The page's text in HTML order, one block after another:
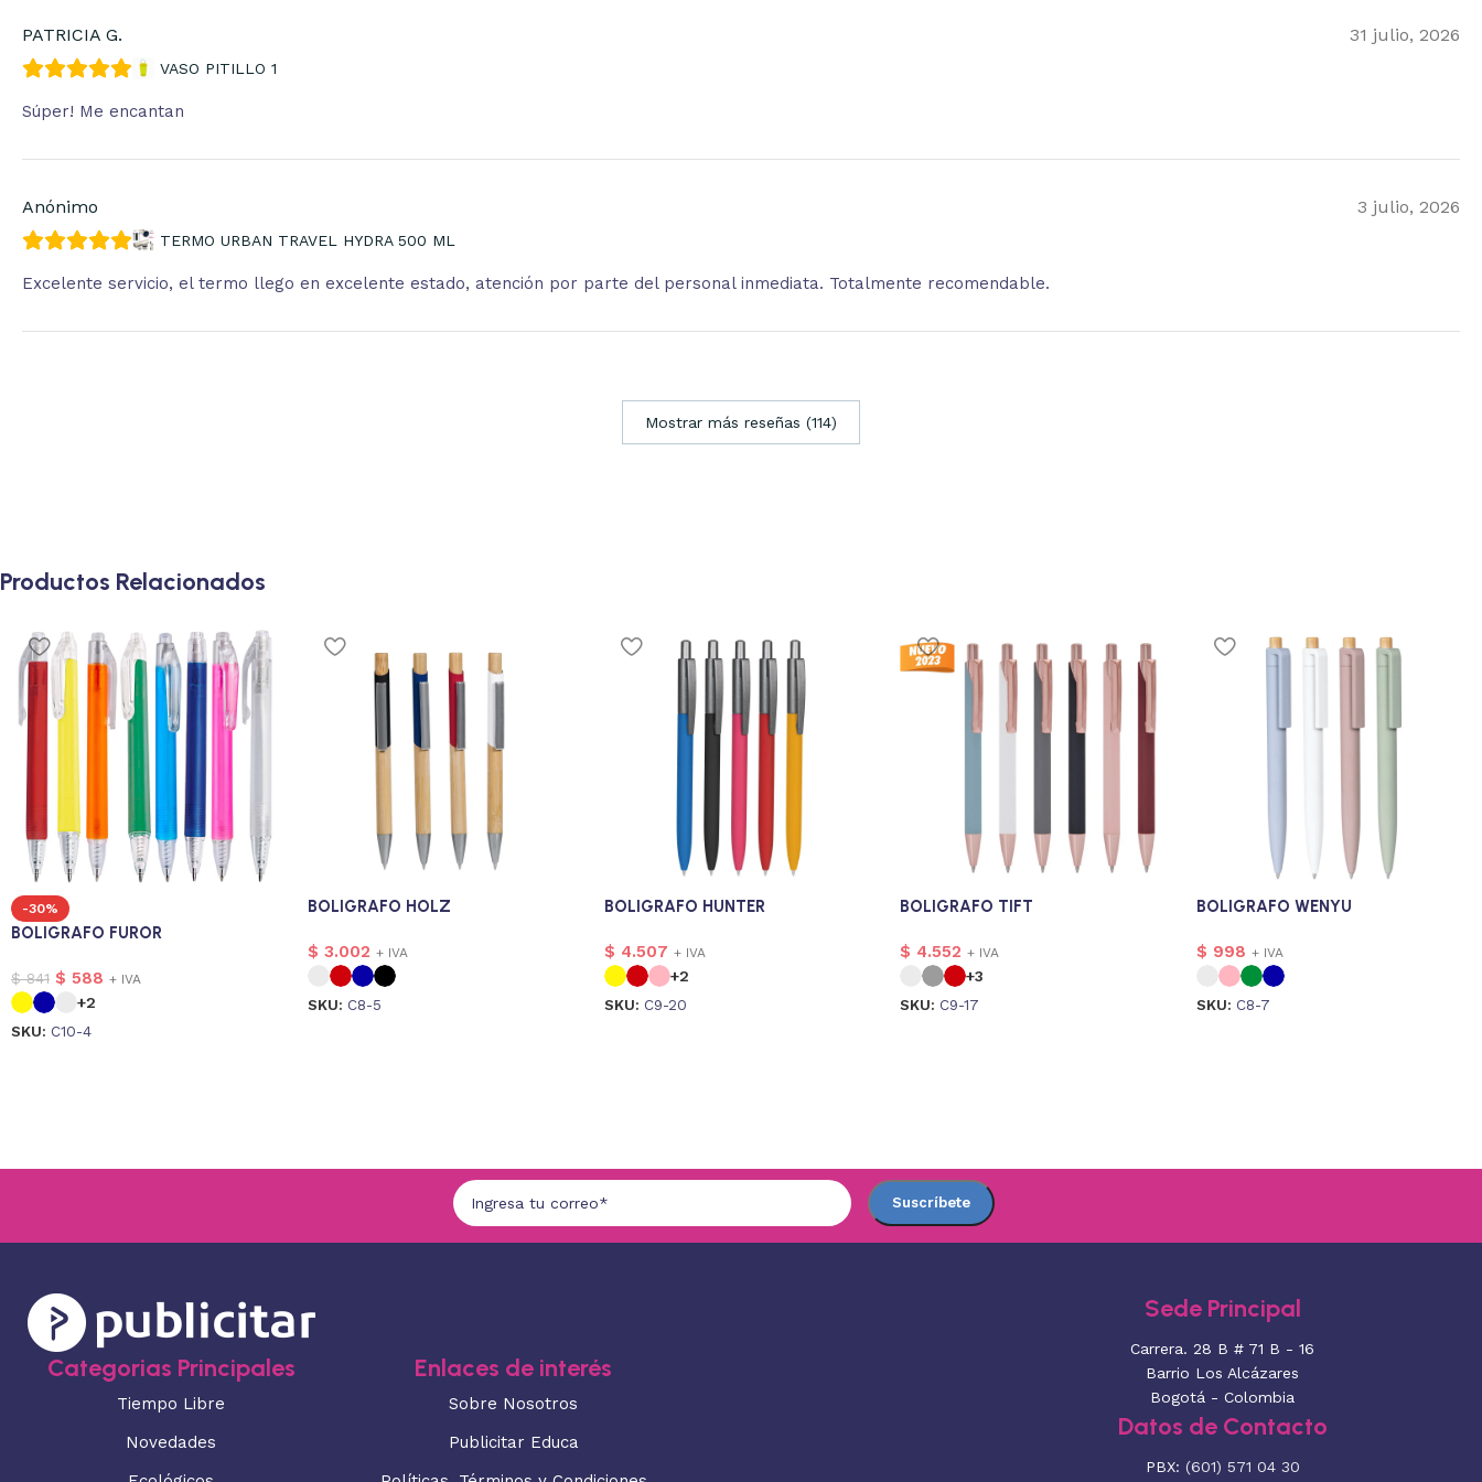
PATRICIA G. 31 julio, 2026
VASO PITILLO 1
Súper! Me encantan
Anónimo 3 julio, 2026
TERMO URBAN TRAVEL HYDRA 500 ML
Excelente servicio, el termo llego en excelente estado, atención por parte del personal inmediata. Totalmente recomendable.
Mostrar más reseñas (114)
Productos Relacionados
-30%
BOLIGRAFO FUROR
$841 $ 588 + IVA
+2
SKU: C10-4
BOLIGRAFO HOLZ
$ 3.002 + IVA
SKU: C8-5
BOLIGRAFO HUNTER
$ 4.507 + IVA
+2
SKU: C9-20
BOLIGRAFO TIFT
$ 4.552 + IVA
+3
SKU: C9-17
BOLIGRAFO WENYU
$ 998 + IVA
SKU: C8-7
Categorias Principales
Tiempo Libre
Novedades
Enlaces de interés
Sobre Nosotros
Publicitar Educa
Sede Principal
Carrera. 28 B # 71 B - 16
Barrio Los Alcázares
Bogotá - Colombia
Datos de Contacto
PBX: (601) 571 04 30